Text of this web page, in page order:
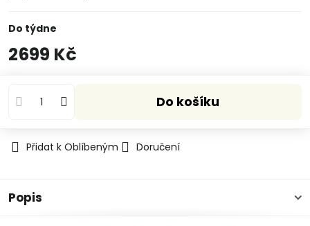
Do týdne
2699 Kč
Do košíku
Přidat k Oblíbeným Doručení
Popis